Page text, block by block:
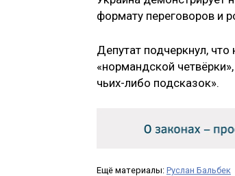
формату переговоров и
Депутат подчеркнул,
«нормандской
чьих-либо подсказок».
Ещё материалы: Руслан Бальбек